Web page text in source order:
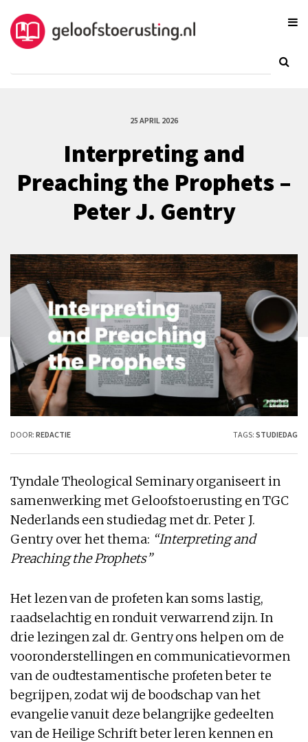
25 APRIL 2026
Interpreting and
Preaching the Prophets –
Peter J. Gentry
DOOR: REDACTIE TAGS: STUDIEDAG
Tyndale Theological Seminary organiseert in
samenwerking met Geloofstoerusting en TGC
Nederlands een studiedag met dr. Peter J.
Gentryover het thema: “Interpreting and
Preaching the Prophets”
Het lezen van de profeten kan soms lastig,
raadselachtig en ronduit verwarrend zijn. In
drie lezingen zal dr. Gentry ons helpen om de
vooronderstellingen en communicatievormen
van de oudtestamentische profeten beter te
begrijpen, zodat wij de boodschap van het
evangelie vanuit deze belangrijke gedeelten
van de Heilige Schrift beter leren kennen en